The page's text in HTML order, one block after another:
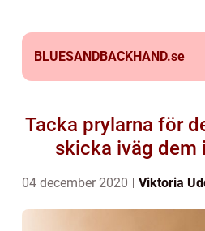
BLUESANDBACKHAND.se
Tacka prylarna för
skicka iväg dem
04 december 2020 Viktoria